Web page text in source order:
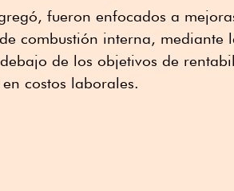
fueron enfocados a
combustión interna, mediante
de los objetivos de
costos laborales.